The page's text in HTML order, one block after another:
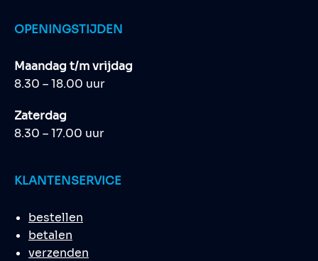
OPENINGSTIJDEN
Maandag t/m vrijdag
8.30 – 18.00 uur
Zaterdag
8.30 – 17.00 uur
KLANTENSERVICE
bestellen
betalen
verzenden